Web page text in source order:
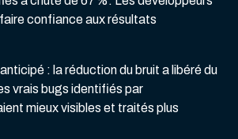
confiance aux résultats
: la réduction du bruit a libéré du
vrais bugs identifiés par
mieux visibles et traités plus